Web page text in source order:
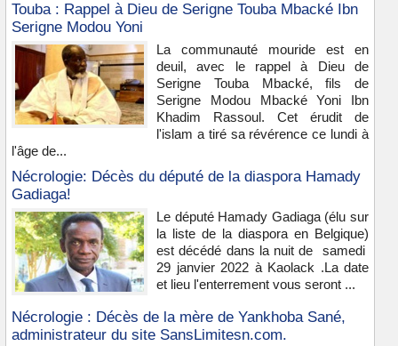
Touba : Rappel à Dieu de Serigne Touba Mbacké Ibn
Serigne Modou Yoni
La communauté mouride est en
deuil, avec le rappel à Dieu de
Serigne Touba Mbacké, fils de
Serigne Modou Mbacké Yoni Ibn
Khadim Rassoul. Cet érudit de
l'islam a tiré sa révérence ce lundi à
l'âge de...
Nécrologie: Décès du député de la diaspora Hamady
Gadiaga!
Le député Hamady Gadiaga (élu sur
la liste de la diaspora en Belgique)
est décédé dans la nuit de samedi
29 janvier 2022 à Kaolack .La date
et lieu l'enterrement vous seront ...
Nécrologie : Décès de la mère de Yankhoba Sané,
administrateur du site SansLimitesn.com.